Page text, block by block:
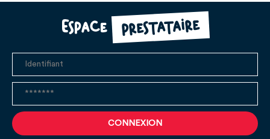
Espace prestataire